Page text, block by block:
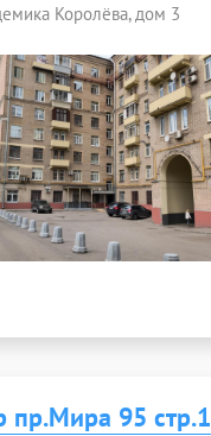
Королёва, дом 3
пр.Мира 95 стр.1